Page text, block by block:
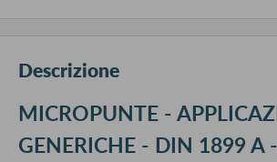
Descrizione
MICROPUNTE -
GENERICHE - DIN 1899 A -